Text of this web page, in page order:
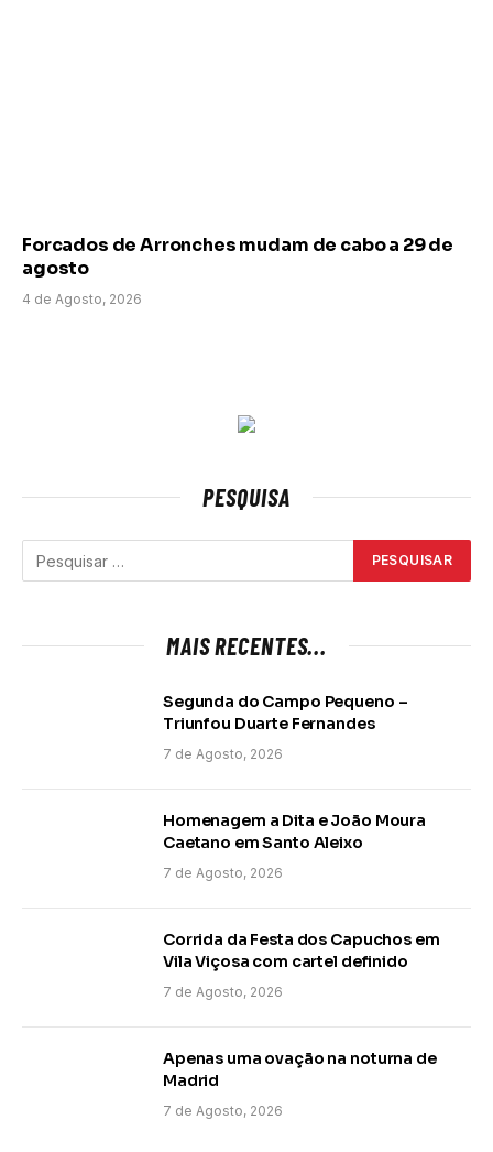
Forcados de Arronches mudam de cabo a 29 de
agosto
4 de Agosto, 2026
PESQUISA
MAIS RECENTES...
Segunda do Campo Pequeno –
Triunfou Duarte Fernandes
7 de Agosto, 2026
Homenagem a Dita e João Moura
Caetano em Santo Aleixo
7 de Agosto, 2026
Corrida da Festa dos Capuchos em
Vila Viçosa com cartel definido
7 de Agosto, 2026
Apenas uma ovação na noturna de
Madrid
7 de Agosto, 2026